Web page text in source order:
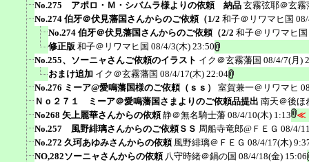
No.275 アポロ・Ｍ・シバムラ様よりの依頼 納品 玄霧弦耶＠玄霧
No.274 伯牙＠伏見藩国さんからのご依頼（1/2 和子＠リワマヒ国
No.274 伯牙＠伏見藩国さんからのご依頼（2/2 和子＠リワマヒ国
修正版 和子＠リワマヒ国 08/4/3(木) 23:50
No.255、ソーニャさんご依頼のイラスト イク＠玄霧藩国 08/4/7(月)
おまけ追加 イク＠玄霧藩国 08/4/17(木) 22:04
No.276 ミーア@愛鳴藩国様のご依頼（ｓｓ）
室賀兼一＠リワマヒ
Ｎｏ２７１ ミーア＠愛鳴藩国さまよりのご依頼品提出 南天＠後ほ
No268 矢上麗華さんからの依頼 静＠無名騎士藩 08/4/10(木) 1:13 ≪
No.257 風野緋璃さんからのご依頼ＳＳ 周船寺竜郎@ＦＥＧ 08/4/
No.272 久珂あゆみさんからの依頼 風野緋璃＠ＦＥＧ 08/4/17(木)
NO,282ソーニャさんからの依頼 八守時緒＠鍋の国 08/4/18(金) 15:06